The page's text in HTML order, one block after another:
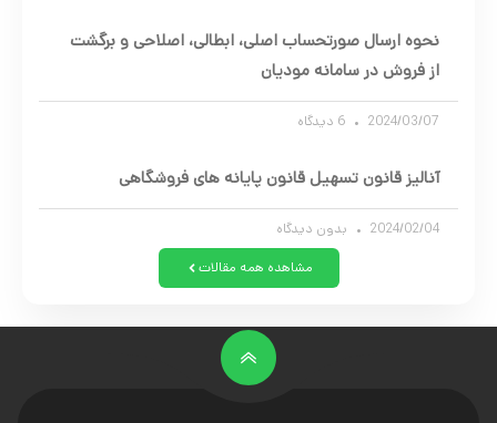
نحوه ارسال صورتحساب اصلی، ابطالی، اصلاحی و برگشت
از فروش در سامانه مودیان
2024/03/07
آنالیز قانون تسهیل قانون پایانه های فروشگاهی
2024/02/04 بدون دیدگاه
مشاهده همه مقالات